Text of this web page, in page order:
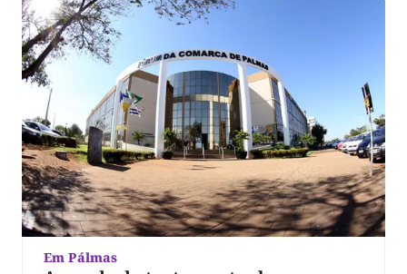
Em Pálmas